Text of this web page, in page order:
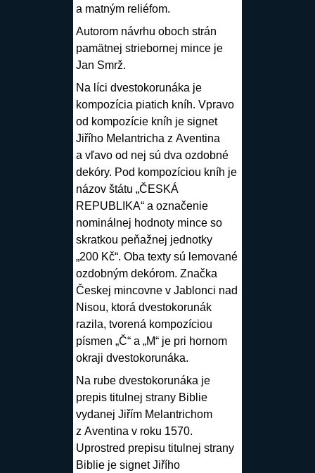
a matným reliéfom.
Autorom návrhu oboch strán
pamätnej striebornej mince je
Jan Smrž.
Na líci dvestokorunáka je
kompozícia piatich kníh. Vpravo
od kompozície kníh je signet
Jiřího Melantricha z Aventina
a vľavo od nej sú dva ozdobné
dekóry. Pod kompozíciou kníh je
názov štátu „ČESKÁ
REPUBLIKA“ a označenie
nominálnej hodnoty mince so
skratkou peňažnej jednotky
„200 Kč“. Oba texty sú lemované
ozdobným dekórom. Značka
Českej mincovne v Jablonci nad
Nisou, ktorá dvestokorunák
razila, tvorená kompozíciou
písmen „Č“ a „M“ je pri hornom
okraji dvestokorunáka.
Na rube dvestokorunáka je
prepis titulnej strany Biblie
vydanej Jiřím Melantrichom
z Aventina v roku 1570.
Uprostred prepisu titulnej strany
Biblie je signet Jiřího